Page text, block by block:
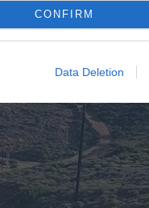
CONFIRM
Data Deletion